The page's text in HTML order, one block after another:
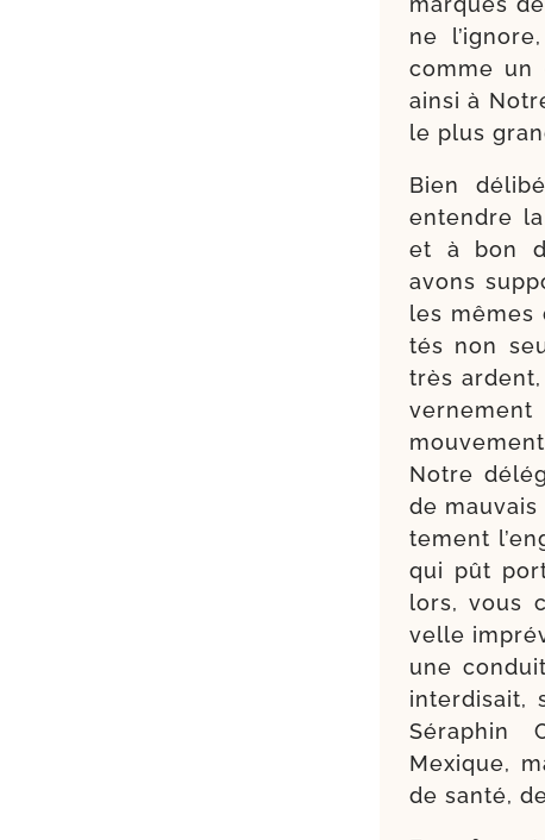
ne
comme un
ain­si à
le plus
Bien
entendre
et à bon
avons
les
tés non
très
Notre
de
te­ment
qui pût
lors, vous
velle
une
inter­di­sait,
Séraphin
Mexique,
de san­té,